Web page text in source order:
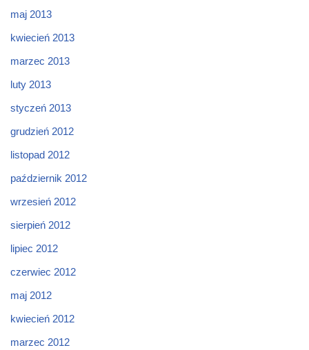
maj 2013
kwiecień 2013
marzec 2013
luty 2013
styczeń 2013
grudzień 2012
listopad 2012
październik 2012
wrzesień 2012
sierpień 2012
lipiec 2012
czerwiec 2012
maj 2012
kwiecień 2012
marzec 2012